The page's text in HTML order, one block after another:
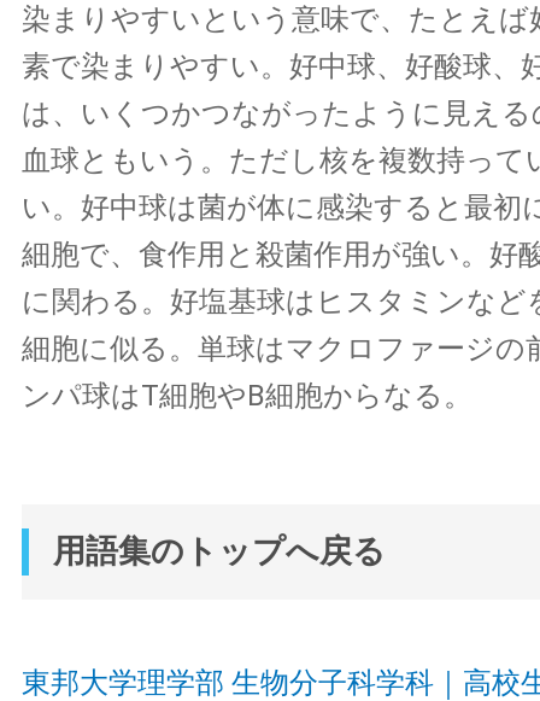
染まりやすいという意味で、たとえば
素で染まりやすい。好中球、好酸球、
は、いくつかつながったように見える
血球ともいう。ただし核を複数持って
い。好中球は菌が体に感染すると最初
細胞で、食作用と殺菌作用が強い。好
に関わる。好塩基球はヒスタミンなど
細胞に似る。単球はマクロファージの
ンパ球はT細胞やB細胞からなる。
用語集のトップへ戻る
東邦大学理学部 生物分子科学科｜高校